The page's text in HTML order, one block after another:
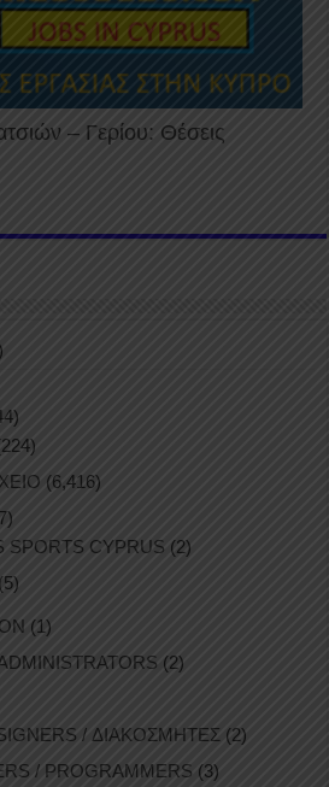
– Γερίου: Θέσεις
(6,416)
SPORTS CYPRUS (2)
(5)
(1)
(2)
/ ΔΙΑΚΟΣΜΗΤΕΣ (2)
/ PROGRAMMERS (3)